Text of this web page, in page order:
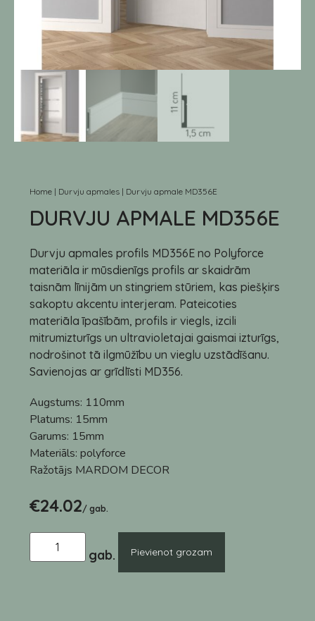
Home | Durvju apmales | Durvju apmale MD356E
DURVJU APMALE MD356E
Durvju apmales profils MD356E no Polyforce
materiāla ir mūsdienīgs profils ar skaidrām
taisnām līnijām un stingriem stūriem, kas piešķirs
sakoptu akcentu interjeram. Pateicoties
materiāla īpašībām, profils ir viegls, izcili
mitrumizturīgs un ultravioletajai gaismai izturīgs,
nodrošinot tā ilgmūžību un vieglu uzstādīšanu.
Savienojas ar grīdlīsti MD356.
Augstums: 110mm
Platums: 15mm
Garums: 15mm
Materiāls: polyforce
Ražotājs MARDOM DECOR
€24.02/ gab.
Pievienot grozam